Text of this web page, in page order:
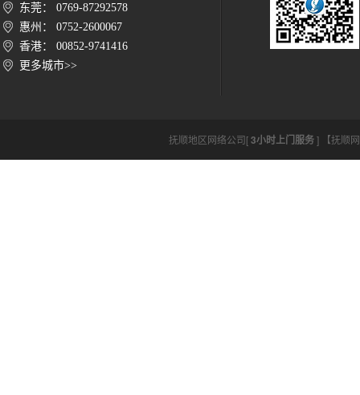
东莞： 0769-87292578
惠州： 0752-2600067
香港： 00852-9741416
更多城市>>
抚顺地区网络公司[3小时上门服务] 【抚顺